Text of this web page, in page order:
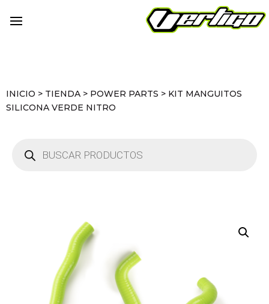
INICIO > TIENDA > POWER PARTS > KIT MANGUITOS
SILICONA VERDE NITRO
productos